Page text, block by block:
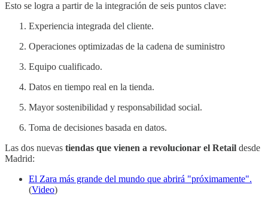
Esto se logra a partir de la integración de seis puntos clave:
Experiencia integrada del cliente.
Operaciones optimizadas de la cadena de suministro
Equipo cualificado.
Datos en tiempo real en la tienda.
Mayor sostenibilidad y responsabilidad social.
Toma de decisiones basada en datos.
Las dos nuevas tiendas que vienen a revolucionar el Retail desde
Madrid:
El Zara más grande del mundo que abrirá "próximamente".
(Video)